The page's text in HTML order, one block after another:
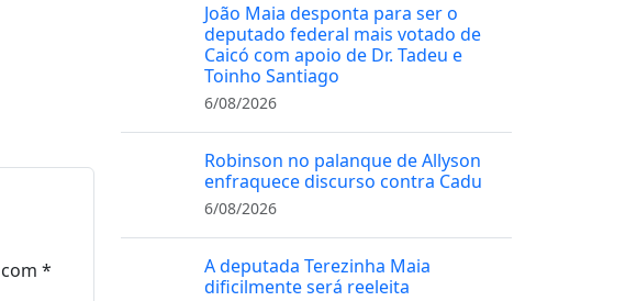
*
João Maia desponta para ser o
deputado federal mais votado de
Caicó com apoio de Dr. Tadeu e
Toinho Santiago
6/08/2026
Robinson no palanque de Allyson
enfraquece discurso contra Cadu
6/08/2026
A deputada Terezinha Maia
dificilmente será reeleita